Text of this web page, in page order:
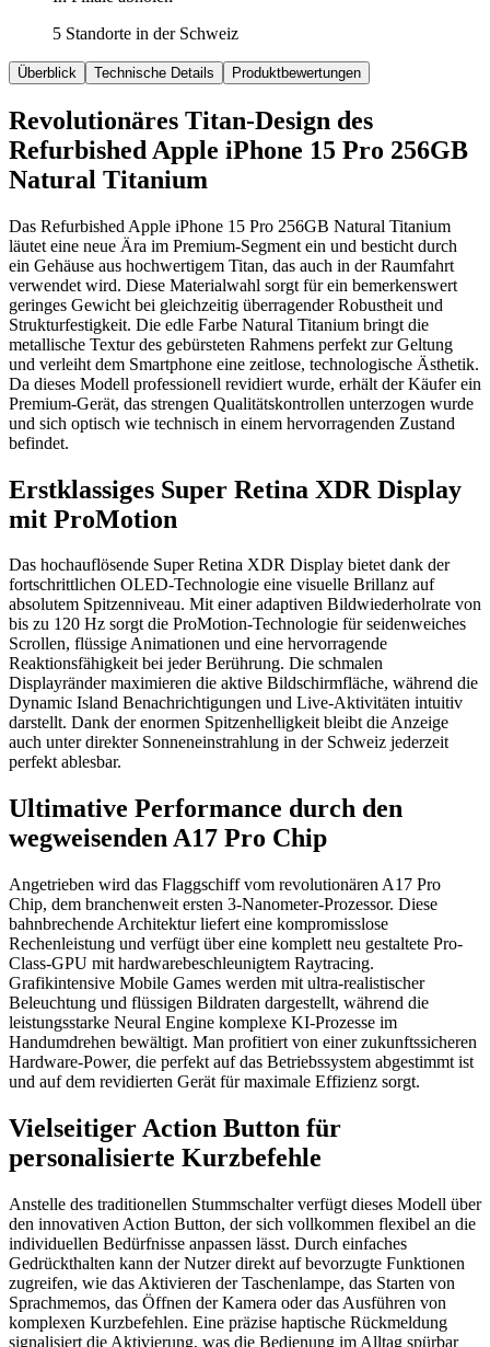
5 Standorte in der Schweiz
Überblick Technische Details Produktbewertungen
Revolutionäres Titan-Design des
Refurbished Apple iPhone 15 Pro 256GB
Natural Titanium
Das Refurbished Apple iPhone 15 Pro 256GB Natural Titanium
läutet eine neue Ära im Premium-Segment ein und besticht durch
ein Gehäuse aus hochwertigem Titan, das auch in der Raumfahrt
verwendet wird. Diese Materialwahl sorgt für ein bemerkenswert
geringes Gewicht bei gleichzeitig überragender Robustheit und
Strukturfestigkeit. Die edle Farbe Natural Titanium bringt die
metallische Textur des gebürsteten Rahmens perfekt zur Geltung
und verleiht dem Smartphone eine zeitlose, technologische Ästhetik.
Da dieses Modell professionell revidiert wurde, erhält der Käufer ein
Premium-Gerät, das strengen Qualitätskontrollen unterzogen wurde
und sich optisch wie technisch in einem hervorragenden Zustand
befindet.
Erstklassiges Super Retina XDR Display
mit ProMotion
Das hochauflösende Super Retina XDR Display bietet dank der
fortschrittlichen OLED-Technologie eine visuelle Brillanz auf
absolutem Spitzenniveau. Mit einer adaptiven Bildwiederholrate von
bis zu 120 Hz sorgt die ProMotion-Technologie für seidenweiches
Scrollen, flüssige Animationen und eine hervorragende
Reaktionsfähigkeit bei jeder Berührung. Die schmalen
Displayränder maximieren die aktive Bildschirmfläche, während die
Dynamic Island Benachrichtigungen und Live-Aktivitäten intuitiv
darstellt. Dank der enormen Spitzenhelligkeit bleibt die Anzeige
auch unter direkter Sonneneinstrahlung in der Schweiz jederzeit
perfekt ablesbar.
Ultimative Performance durch den
wegweisenden A17 Pro Chip
Angetrieben wird das Flaggschiff vom revolutionären A17 Pro
Chip, dem branchenweit ersten 3-Nanometer-Prozessor. Diese
bahnbrechende Architektur liefert eine kompromisslose
Rechenleistung und verfügt über eine komplett neu gestaltete Pro-
Class-GPU mit hardwarebeschleunigtem Raytracing.
Grafikintensive Mobile Games werden mit ultra-realistischer
Beleuchtung und flüssigen Bildraten dargestellt, während die
leistungsstarke Neural Engine komplexe KI-Prozesse im
Handumdrehen bewältigt. Man profitiert von einer zukunftssicheren
Hardware-Power, die perfekt auf das Betriebssystem abgestimmt ist
und auf dem revidierten Gerät für maximale Effizienz sorgt.
Vielseitiger Action Button für
personalisierte Kurzbefehle
Anstelle des traditionellen Stummschalter verfügt dieses Modell über
den innovativen Action Button, der sich vollkommen flexibel an die
individuellen Bedürfnisse anpassen lässt. Durch einfaches
Gedrückthalten kann der Nutzer direkt auf bevorzugte Funktionen
zugreifen, wie das Aktivieren der Taschenlampe, das Starten von
Sprachmemos, das Öffnen der Kamera oder das Ausführen von
komplexen Kurzbefehlen. Eine präzise haptische Rückmeldung
signalisiert die Aktivierung, was die Bedienung im Alltag spürbar